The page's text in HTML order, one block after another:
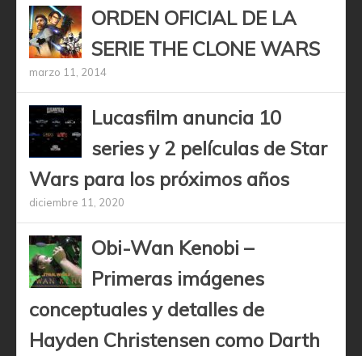
ORDEN OFICIAL DE LA
SERIE THE CLONE WARS
marzo 11, 2014
Lucasfilm anuncia 10
series y 2 películas de Star
Wars para los próximos años
diciembre 11, 2020
Obi-Wan Kenobi –
Primeras imágenes
conceptuales y detalles de
Hayden Christensen como Darth